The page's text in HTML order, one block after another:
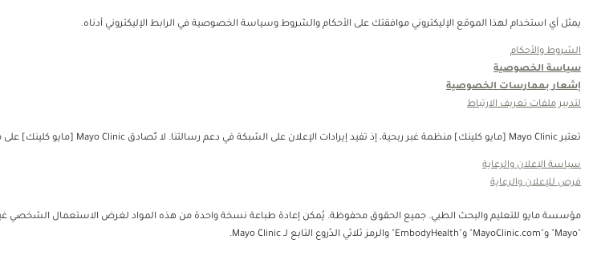
يمثل أي استخدام لهذا الموقع الإليكتروني موافقتك على الأحكام والشروط وسياسة الخصوصية في الرابط الإليكتروني أدناه.
الشروط والأحكام
سياسة الخصوصية
إشعار بممارسات الخصوصية
لتدبير ملفات تعريف الارتباط
تعتبر Mayo Clinic [مايو كلينك] منظمة غبر ربحية، إذ تفيد إيرادات الإعلان على الشبكة في دعم رسالتنا. لا تُصادق Mayo Clinic [مايو كلينك] على منتجات الجهة الثالثة أو الخدمات التي يتم الإعلان عنها. Mayo Clinic [مايو كلينك] منظمة غير ربحية. قم بالتبرع.
سياسة الإعلان والرعاية
فرص للإعلان والرعاية
"Mayo" و"MayoClinic.com" و"EmbodyHealth" والرمز ثلاثي الدُروع التابع لـ Mayo Clinic.